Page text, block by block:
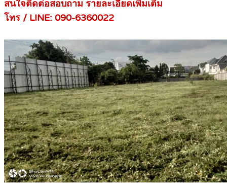
สนใจติดต่อสอบถาม รายละเอียดเพิ่มเติม
โทร / LINE: 090-6360022